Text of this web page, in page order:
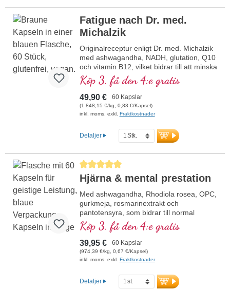
Fatigue nach Dr. med.
Michalzik
Originalreceptur enligt Dr. med. Michalzik
med ashwagandha, NADH, glutation, Q10
och vitamin B12, vilket bidrar till att minska
trötthet och utmattning. 20 års
produktionserfarenhet i Tyskland och 40
års erfarenhet av vitalämnen. Veganska
kapselhöljen fria från karragenan och
PEG samt aluminiumsfri försegling för din
premiumextrakt.
Köp 3, få den 4:e gratis
49,90 € 60 Kapslar
(1 848,15 €/kg, 0,83 €/Kapsel)
inkl. moms. exkl. Fraktkostnader
Detaljer
Genomsnittligt betyg på 5 av 5 stjärnor
Hjärna & mental prestation
Med ashwagandha, Rhodiola rosea, OPC,
gurkmeja, rosmarinextrakt och
pantotensyra, som bidrar till normal
mental prestationsförmåga och deltar i
syntesen och omsättningen av vissa
neurotransmittorer. B-vitaminer bioaktiva!
Köp 3, få den 4:e gratis
39,95 € 60 Kapslar
(974,39 €/kg, 0,67 €/Kapsel)
inkl. moms. exkl. Fraktkostnader
Detaljer